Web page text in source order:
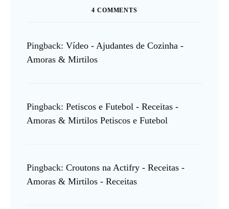
4 COMMENTS
Pingback: Vídeo - Ajudantes de Cozinha -
Amoras & Mirtilos
Pingback: Petiscos e Futebol - Receitas -
Amoras & Mirtilos Petiscos e Futebol
Pingback: Croutons na Actifry - Receitas -
Amoras & Mirtilos - Receitas